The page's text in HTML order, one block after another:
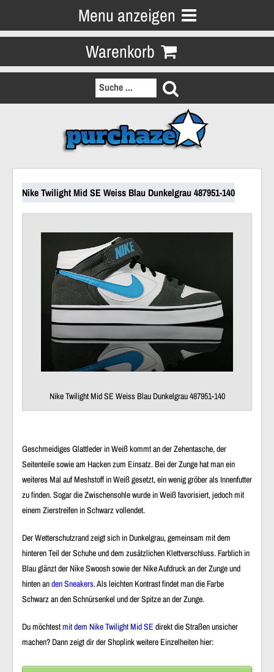
Menu anzeigen
Warenkorb
Nike Twilight Mid SE Weiss Blau Dunkelgrau 487951-140
Nike Twilight Mid SE Weiss Blau Dunkelgrau 487951-140
Geschmeidiges Glattleder in Weiß kommt an der Zehentasche, der
Seitenteile sowie am Hacken zum Einsatz. Bei der Zunge hat man ein
weiteres Mal auf Meshstoff in Weiß gesetzt, ein wenig gröber als Innenfutter
zu finden. Sogar die Zwischensohle wurde in Weiß favorisiert, jedoch mit
einem Zierstreifen in Schwarz vollendet.
Der Wetterschutzrand zeigt sich in Dunkelgrau, gemeinsam mit dem
hinteren Teil der Schuhe und dem zusätzlichen Klettverschluss. Farblich in
Blau glänzt der Nike Swoosh sowie der Nike Aufdruck an der Zunge und
hinten anden Sneakers. Als leichten Kontrast findet man die Farbe
Schwarz an den Schnürsenkel und der Spitze an der Zunge.
Du möchtestmit dem Nike Twilight Mid SE direkt die Straßen unsicher
machen? Dann zeigt dir der Shoplink weitere Einzelheiten hier: